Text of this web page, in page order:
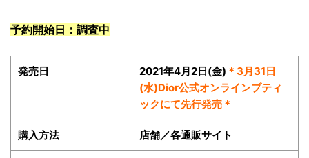
予約開始日：調査中
発売日 2021年4月2日(金) ＊3月31日
(水)Dior公式オンラインブティ
ックにて先行発売＊
購入方法 店舗／各通販サイト